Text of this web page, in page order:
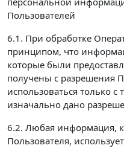
Пользователей
6.1. При обработке
принципом, что
которые были
получены с разрешения
использоваться только
изначально дано
6.2. Любая информация,
Пользователя,